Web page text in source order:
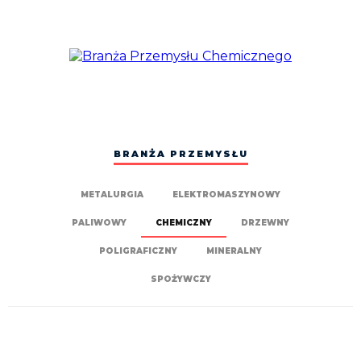
BRANŻA PRZEMYSŁU
METALURGIA ELEKTROMASZYNOWY
PALIWOWY CHEMICZNY DRZEWNY
POLIGRAFICZNY MINERALNY
SPOŻYWCZY